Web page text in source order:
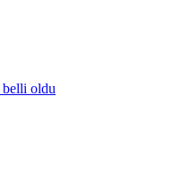
belli oldu